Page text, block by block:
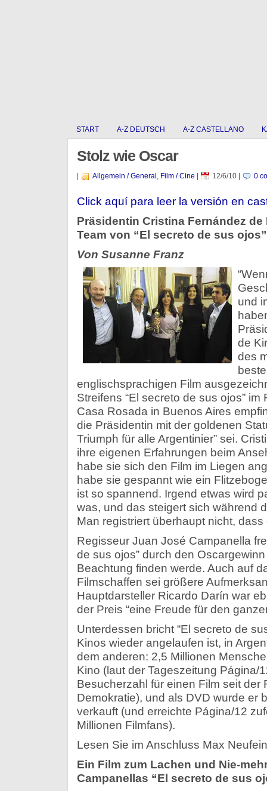
START A-Z DEUTSCH A-Z CASTELLANO
Stolz wie Oscar
Allgemein / General , Film / Cine 12/6/10| 0
Click aquí para leer la versión en
Präsidentin Cristina Fernández
Team von “El secreto de sus
Von Susanne Franz
und
de
des
englischsprachigen Film
Streifens “El secreto de sus ojos”
Casa Rosada in Buenos Aires
die Präsidentin mit der goldenen
Triumph für alle Argentinier” sei.
ihre eigenen Erfahrungen beim
habe sie sich den Film im Liegen
habe sie gespannt wie ein
ist so spannend. Irgend etwas wird
was, und das steigert sich während
Man registriert überhaupt nicht, dass
Regisseur Juan José Campanella
de sus ojos” durch den
Beachtung finden werde. Auch auf
Filmschaffen sei größere
Hauptdarsteller Ricardo Darín war
der Preis “eine Freude für den
Unterdessen bricht “El secreto de
Kinos wieder angelaufen ist, in
dem anderen: 2,5 Millionen
Kino (laut der Tageszeitung Página/
Besucherzahl für einen Film seit der
Demokratie), und als DVD wurde er
verkauft (und erreichte Página/12
Millionen Filmfans).
Lesen Sie im Anschluss Max
Ein Film zum Lachen und Nie-
Campanellas “El secreto de sus